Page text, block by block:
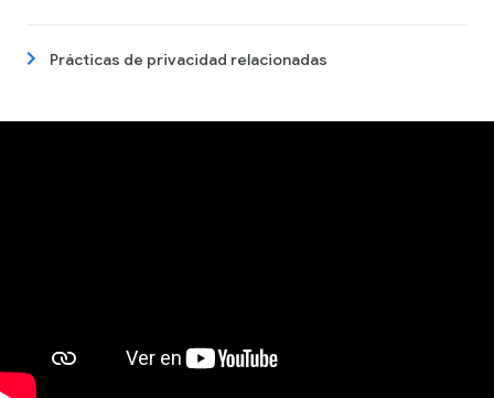
Prácticas de privacidad relacionadas